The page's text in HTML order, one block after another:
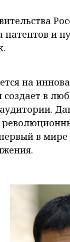
патентов и
на
создает в
в